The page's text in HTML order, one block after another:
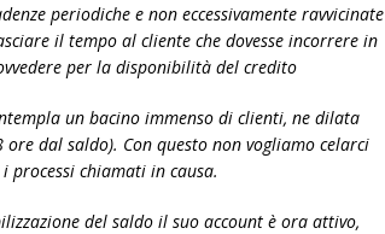
periodiche e non eccessivamente ravvicinate
il tempo al cliente che dovesse incorrere in
per la disponibilità del credito
un bacino immenso di clienti, ne dilata
dal saldo). Con questo non vogliamo celarci
chiamati in causa.
del saldo il suo account è ora attivo,